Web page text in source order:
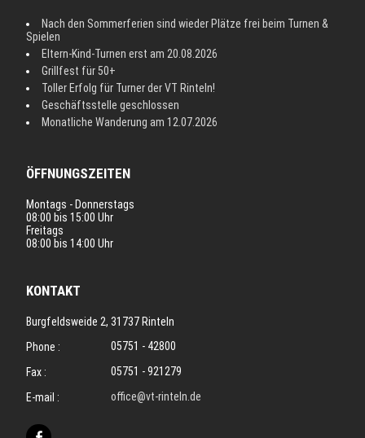
Nach den Sommerferien sind wieder Plätze frei beim Turnen &
Spielen
Eltern-Kind-Turnen erst am 20.08.2026
Grillfest für 50+
Toller Erfolg für Turner der VT Rinteln!
Geschäftsstelle geschlossen
Monatliche Wanderung am 12.07.2026
ÖFFNUNGSZEITEN
Montags - Donnerstags
08:00 bis 15:00 Uhr
Freitags
08:00 bis 14:00 Uhr
KONTAKT
Burgfeldsweide 2, 31737 Rinteln
Phone :
05751 - 42800
Fax :
05751 - 921279
E-mail :
office@vt-rinteln.de